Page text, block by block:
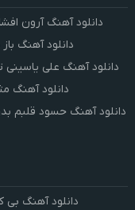
دانلود آهنگ آرون
دانلود آهنگ
دانلود آهنگ علی
دانلود آهنگ
دانلود آهنگ حسود قلبم
دانلود آهنگ بی